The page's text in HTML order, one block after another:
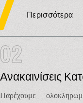
Περισσότερα
02
Ανακαινίσεις
Παρέχουμε